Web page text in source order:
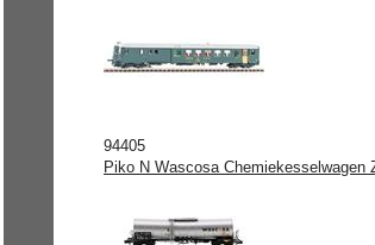
94405
Piko N Wascosa Chemiekesselwagen